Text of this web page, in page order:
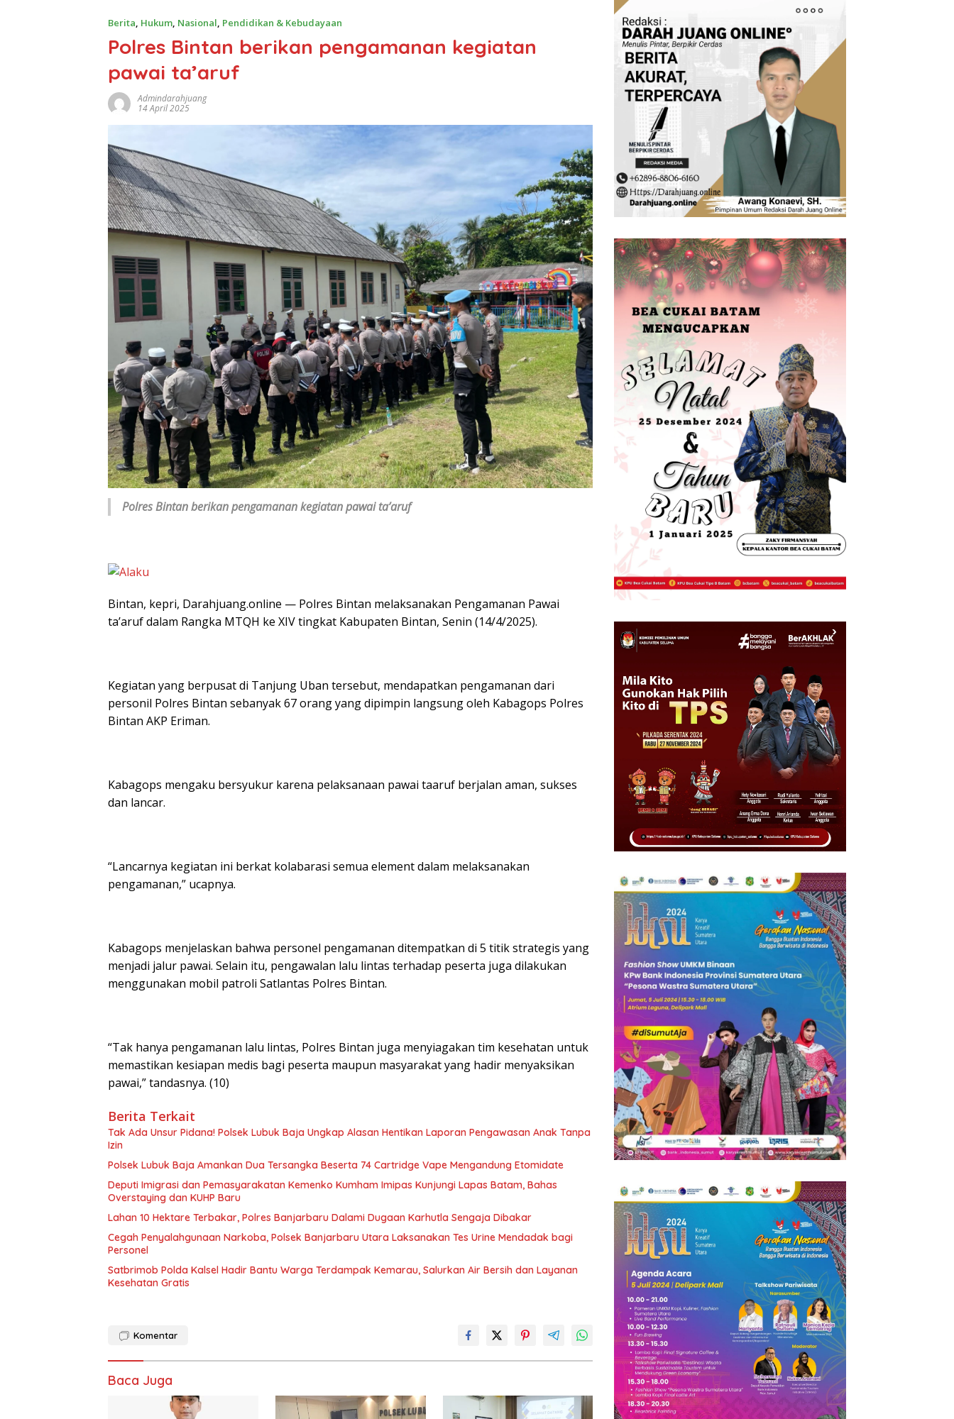
Berita, Hukum, Nasional, Pendidikan & Kebudayaan
Polres Bintan berikan pengamanan kegiatan
pawai ta’aruf
Admindarahjuang
14 April 2025
Polres Bintan berikan pengamanan kegiatan pawai ta’aruf
Bintan, kepri, Darahjuang.online — Polres Bintan melaksanakan Pengamanan Pawai
ta’aruf dalam Rangka MTQH ke XIV tingkat Kabupaten Bintan, Senin (14/4/2025).
Kegiatan yang berpusat di Tanjung Uban tersebut, mendapatkan pengamanan dari
personil Polres Bintan sebanyak 67 orang yang dipimpin langsung oleh Kabagops Polres
Bintan AKP Eriman.
Kabagops mengaku bersyukur karena pelaksanaan pawai taaruf berjalan aman, sukses
dan lancar.
“Lancarnya kegiatan ini berkat kolabarasi semua element dalam melaksanakan
pengamanan,” ucapnya.
Kabagops menjelaskan bahwa personel pengamanan ditempatkan di 5 titik strategis yang
menjadi jalur pawai. Selain itu, pengawalan lalu lintas terhadap peserta juga dilakukan
menggunakan mobil patroli Satlantas Polres Bintan.
“Tak hanya pengamanan lalu lintas, Polres Bintan juga menyiagakan tim kesehatan untuk
memastikan kesiapan medis bagi peserta maupun masyarakat yang hadir menyaksikan
pawai,” tandasnya. (10)
Berita Terkait
Tak Ada Unsur Pidana! Polsek Lubuk Baja Ungkap Alasan Hentikan Laporan Pengawasan Anak Tanpa
Izin
Polsek Lubuk Baja Amankan Dua Tersangka Beserta 74 Cartridge Vape Mengandung Etomidate
Deputi Imigrasi dan Pemasyarakatan Kemenko Kumham Imipas Kunjungi Lapas Batam, Bahas
Overstaying dan KUHP Baru
Lahan 10 Hektare Terbakar, Polres Banjarbaru Dalami Dugaan Karhutla Sengaja Dibakar
Cegah Penyalahgunaan Narkoba, Polsek Banjarbaru Utara Laksanakan Tes Urine Mendadak bagi
Personel
Satbrimob Polda Kalsel Hadir Bantu Warga Terdampak Kemarau, Salurkan Air Bersih dan Layanan
Kesehatan Gratis
Komentar
Baca Juga